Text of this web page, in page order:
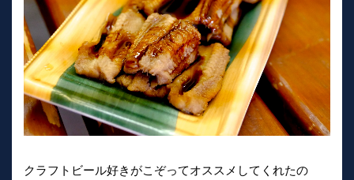
クラフトビール好きがこぞってオススメしてくれたの